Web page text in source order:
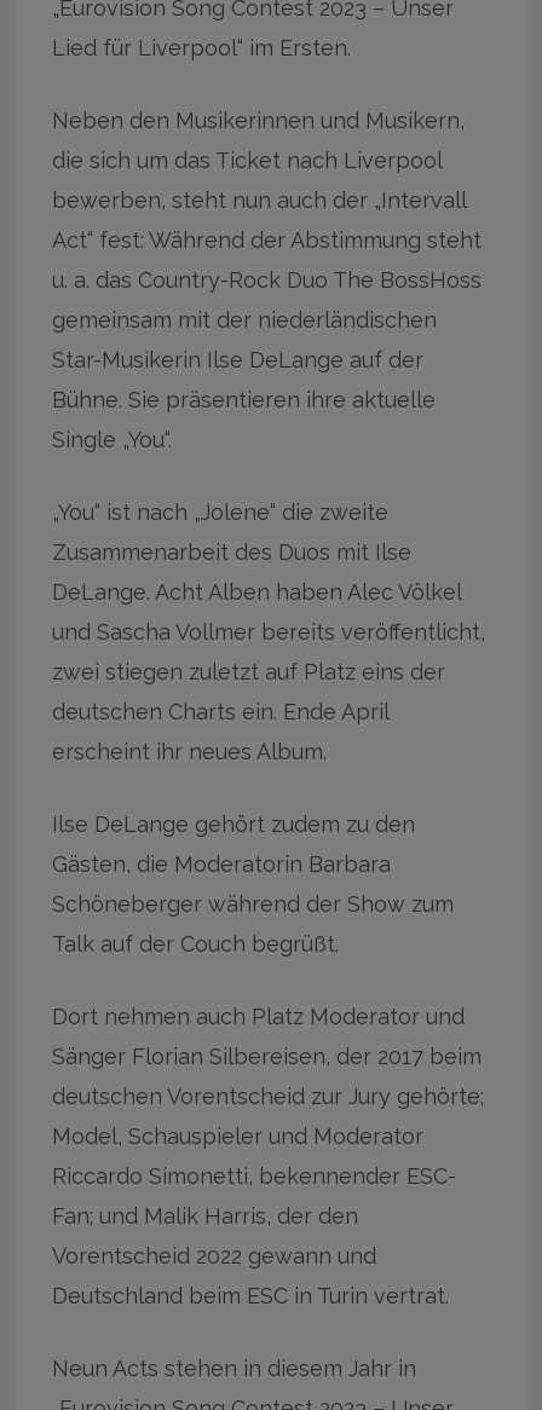
„Eurovision Song Contest 2023 – Unser
Lied für Liverpool“ im Ersten.
Neben den Musikerinnen und Musikern,
die sich um das Ticket nach Liverpool
bewerben, steht nun auch der „Intervall
Act“ fest: Während der Abstimmung steht
u. a. das Country-Rock Duo The BossHoss
gemeinsam mit der niederländischen
Star-Musikerin Ilse DeLange auf der
Bühne. Sie präsentieren ihre aktuelle
Single „You“.
„You“ ist nach „Jolene“ die zweite
Zusammenarbeit des Duos mit Ilse
DeLange. Acht Alben haben Alec Völkel
und Sascha Vollmer bereits veröffentlicht,
zwei stiegen zuletzt auf Platz eins der
deutschen Charts ein. Ende April
erscheint ihr neues Album.
Ilse DeLange gehört zudem zu den
Gästen, die Moderatorin Barbara
Schöneberger während der Show zum
Talk auf der Couch begrüßt.
Dort nehmen auch Platz Moderator und
Sänger Florian Silbereisen, der 2017 beim
deutschen Vorentscheid zur Jury gehörte;
Model, Schauspieler und Moderator
Riccardo Simonetti, bekennender ESC-
Fan; und Malik Harris, der den
Vorentscheid 2022 gewann und
Deutschland beim ESC in Turin vertrat.
Neun Acts stehen in diesem Jahr in